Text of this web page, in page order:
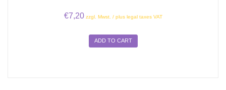
€7,20 zzgl. Mwst. / plus legal taxes VAT
ADD TO CART